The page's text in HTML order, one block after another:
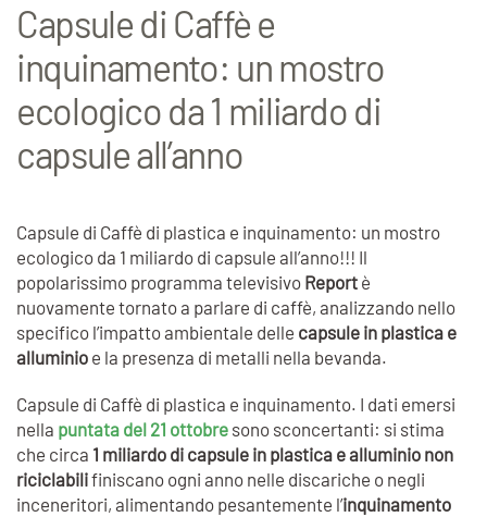
Capsule di Caffè e
inquinamento: un mostro
ecologico da 1 miliardo di
capsule all’anno
Capsule di Caffè di plastica e inquinamento: un mostro
ecologico da 1 miliardo di capsule all’anno!!! Il
popolarissimo programma televisivo Report è
nuovamente tornato a parlare di caffè, analizzando nello
specifico l’impatto ambientale delle capsule in plastica e
alluminio e la presenza di metalli nella bevanda.
Capsule di Caffè di plastica e inquinamento. I dati emersi
nella puntata del 21 ottobre sono sconcertanti: si stima
che circa 1 miliardo di capsule in plastica e alluminio non
riciclabilifiniscano ogni anno nelle discariche o negli
inceneritori, alimentando pesantemente l’inquinamento